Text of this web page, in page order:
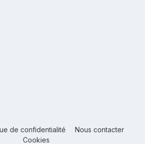
de confidentialité
Nous contacter
Cookies